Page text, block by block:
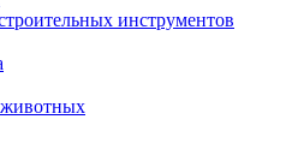
инструментов